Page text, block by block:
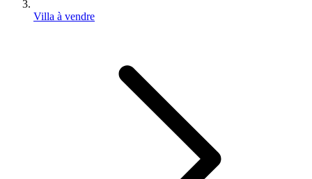
Villa à vendre